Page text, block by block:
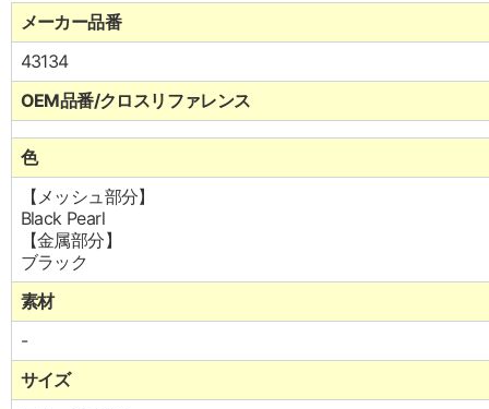
メーカー品番
43134
OEM品番/クロスリファレンス
色
【メッシュ部分】
Black Pearl
【金属部分】
ブラック
素材
-
サイズ